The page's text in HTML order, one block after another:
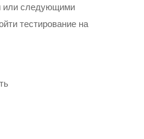
или следующими
тестирование на